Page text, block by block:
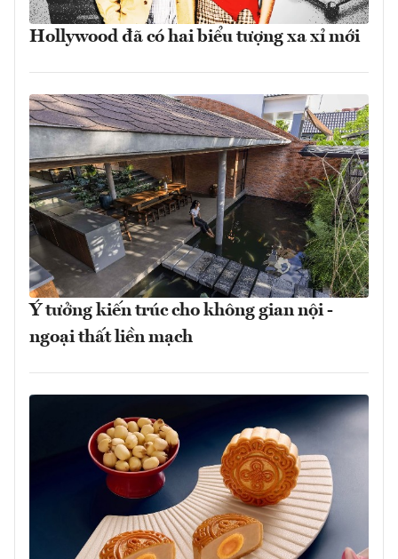
Hollywood đã có hai biểu tượng xa xỉ mới
Ý tưởng kiến trúc cho không gian nội -
ngoại thất liền mạch